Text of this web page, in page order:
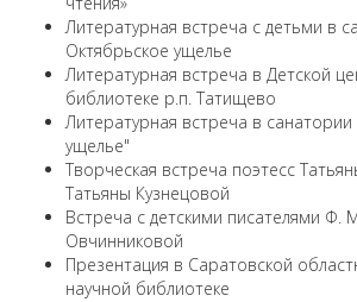
Литературная встреча с детьми в
Октябрьское ущелье
Литературная встреча в Детской
библиотеке р.п. Татищево
Литературная встреча в
ущелье"
Творческая встреча поэтесс
Татьяны Кузнецовой
Встреча с детскими писателями Ф.
Овчинниковой
Презентация в Саратовской
научной библиотеке